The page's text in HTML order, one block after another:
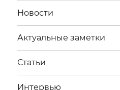
Новости
Актуальные заметки
Статьи
Интервью